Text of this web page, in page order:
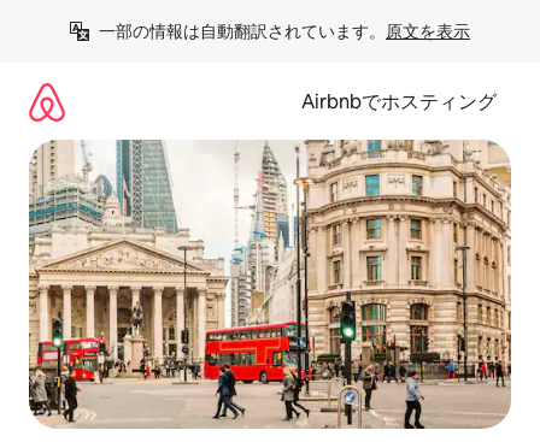
一部の情報は自動翻訳されています。 原文を表示
Airbnbでホスティング